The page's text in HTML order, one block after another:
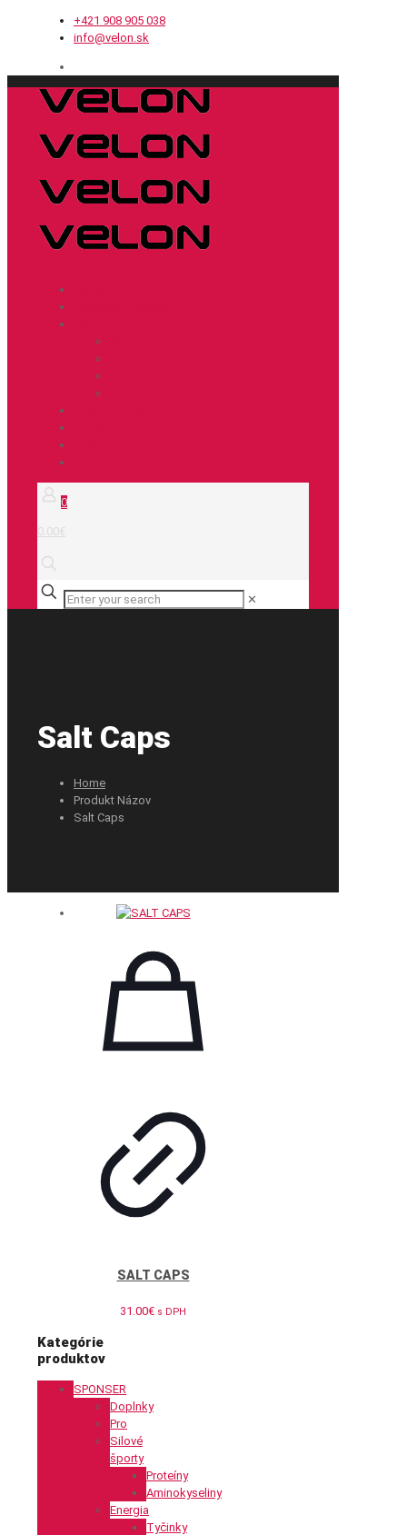
+421 908 905 038
info@velon.sk
0
0.00€
✕
Salt Caps
Home
Produkt Názov
Salt Caps
SALT CAPS
31.00€ s DPH
Kategórie
produktov
SPONSER
Doplnky
Pro
Silové
športy
Proteíny
Aminokyseliny
Energia
Tyčinky